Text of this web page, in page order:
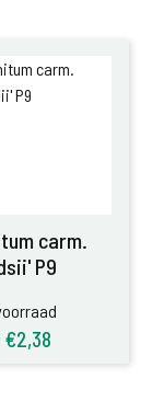
carm.
P9
€2,38